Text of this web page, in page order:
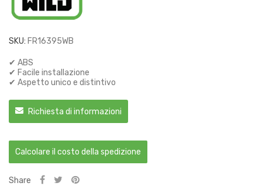
SKU: FR16395WB
✔ ABS
✔ Facile installazione
✔ Aspetto unico e distintivo
Richiesta di informazioni
Calcolare il costo della spedizione
Share